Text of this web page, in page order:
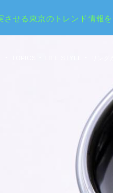
させる東京のトレンド情報を
リン